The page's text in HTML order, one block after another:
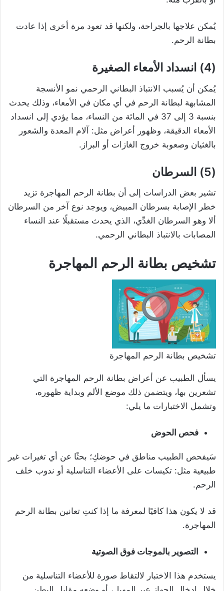
يُمكن علاجها بالجراحة، ولكنها قد تعود مرة أخرى إذا عادت
بطانة الرحم.
(4) انسداد الأمعاء الصغيرة
يُمكن أن يُسبب الانتباذ البطاني الرحمي نمو الأنسجة
المشابهة لبطانة الرحم في أي مكان في الأمعاء، وذلك يحدث
بنسبة 3 إلى 37 في المائة من النساء، مما يؤدي إلى انسداد
الأمعاء الدقيقة، وظهور أعراض مثل: آلام المعدة والشعور
بالغثيان وصعوبة خروج الغازات أو البراز.
(5) السرطان
تشير بعض الدراسات إلى أن بطانة الرحم المهاجرة تزيد
خطر الإصابة بسرطان المبيض، ويوجد نوع آخر من السرطان
ألا وهو السرطان الغدِّي، الذي يحدث مستقبلًا عند النساء
المصابات بالانتباذ البطاني الرحمي.
تشخيص بطانة الرحم المهاجرة
تشخيص بطانة الرحم المهاجرة
يسأل الطبيب عن أعراض بطانة الرحم المهاجرة التي
تشعرين بها، ويتضمن ذلك موضع الألم وبداية ظهوره،
وتشمل الاختبارات ما يلي:
فحص الحوض
سَيفحص الطبيب مناطق في حوضكِ؛ بحثًا عن أي تغيرات غير
طبيعية مثل: تكيسات على الأعضاء التناسلية أو ندوب خلف
الرحم.
قد لا يكون هذا كافيًا لمعرفة ما إذا كنتِ تعانين بطانة الرحم
المهاجرة.
التصوير بالموجات فوق الصوتية
يستخدم هذا الاختبار لالتقاط صورة للأعضاء التناسلية من